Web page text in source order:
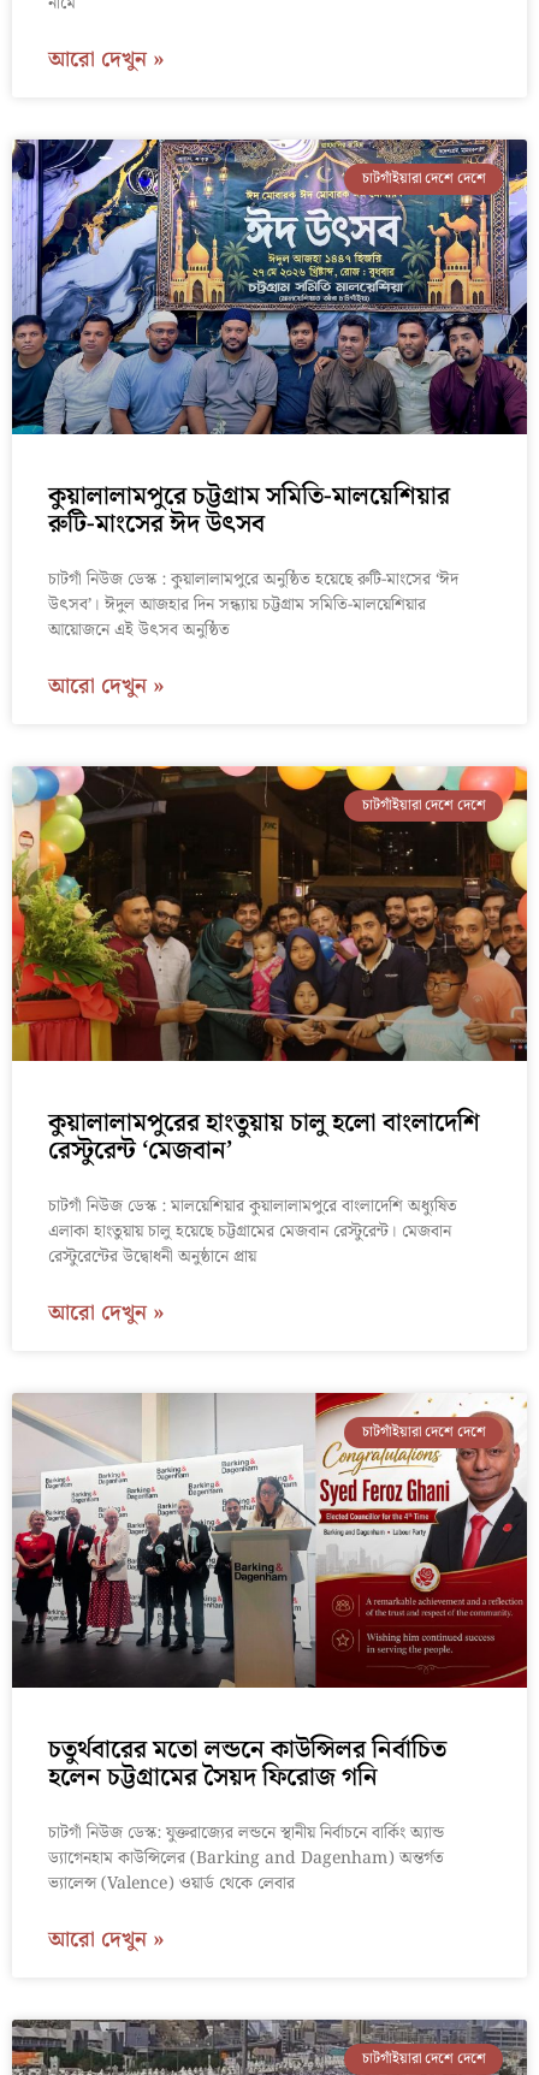
আরো দেখুন »
চাটগাঁইয়ারা দেশে দেশে
কুয়ালালামপুরে চট্টগ্রাম সমিতি-মালয়েশিয়ার
রুটি-মাংসের ঈদ উৎসব
চাটগাঁ নিউজ ডেস্ক : কুয়ালালামপুরে অনুষ্ঠিত হয়েছে রুটি-মাংসের ‘ঈদ
উৎসব’। ঈদুল আজহার দিন সন্ধ্যায় চট্টগ্রাম সমিতি-মালয়েশিয়ার
আয়োজনে এই উৎসব অনুষ্ঠিত
আরো দেখুন »
চাটগাঁইয়ারা দেশে দেশে
কুয়ালালামপুরের হাংতুয়ায় চালু হলো বাংলাদেশি
রেস্টুরেন্ট ‘মেজবান’
চাটগাঁ নিউজ ডেস্ক : মালয়েশিয়ার কুয়ালালামপুরে বাংলাদেশি অধ্যুষিত
এলাকা হাংতুয়ায় চালু হয়েছে চট্টগ্রামের মেজবান রেস্টুরেন্ট। মেজবান
রেস্টুরেন্টের উদ্বোধনী অনুষ্ঠানে প্রায়
আরো দেখুন »
চাটগাঁইয়ারা দেশে দেশে
চতুর্থবারের মতো লন্ডনে কাউন্সিলর নির্বাচিত
হলেন চট্টগ্রামের সৈয়দ ফিরোজ গনি
চাটগাঁ নিউজ ডেস্ক: যুক্তরাজ্যের লন্ডনে স্থানীয় নির্বাচনে বার্কিং অ্যান্ড
ড্যাগেনহাম কাউন্সিলের (Barking and Dagenham) অন্তর্গত
ভ্যালেন্স (Valence) ওয়ার্ড থেকে লেবার
আরো দেখুন »
চাটগাঁইয়ারা দেশে দেশে